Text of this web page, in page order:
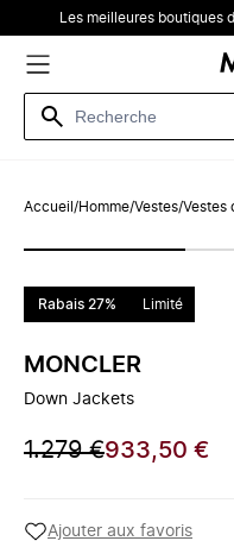
Les meilleures boutiques
Accueil /Homme/Vestes/Vestes
Rabais 27% Limité
MONCLER
Down Jackets
1.279 €933,50 €
Ajouter aux favoris